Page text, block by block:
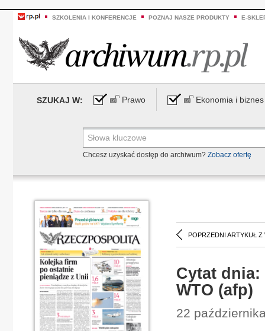
SZKOLENIA I KONFERENCJE POZNAJ NASZE PRODUKTY E-
SZUKAJ W: Prawo Ekonomia i biznes
Chcesz uzyskać dostęp do archiwum? Zobacz ofertę
POPRZEDNI ARTYKUŁ Z
Cytat dnia:
WTO (afp)
22